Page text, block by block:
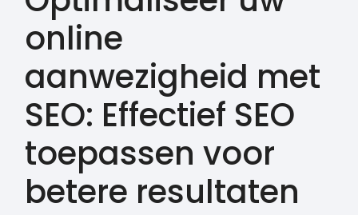
online
aanwezigheid met
SEO: Effectief SEO
toepassen voor
betere resultaten